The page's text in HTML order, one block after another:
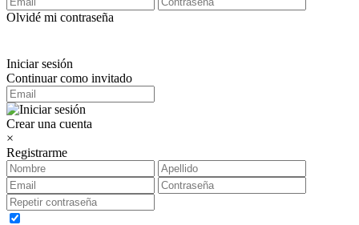
Olvidé mi contraseña
Iniciar sesión
Continuar como invitado
Crear una cuenta
×
Registrarme